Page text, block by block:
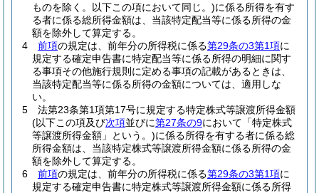
ものを除く。以下この項において同じ。)に係る所得を有す
る者に係る総所得金額は、当該特定配当等に係る所得の金
額を除外して算定する。
4
前項の規定は、前年分の所得税に係る第29条の3第1項に
規定する確定申告書に特定配当等に係る所得の明細に関す
る事項その他施行規則に定める事項の記載があるときは、
当該特定配当等に係る所得の金額については、適用しな
い。
5
法第23条第1項第17号に規定する特定株式等譲渡所得金額
(以下この項及び次項並びに第27条の9において「特定株式
等譲渡所得金額」という。)に係る所得を有する者に係る総
所得金額は、当該特定株式等譲渡所得金額に係る所得の金
額を除外して算定する。
6
前項の規定は、前年分の所得税に係る第29条の3第1項に
規定する確定申告書に特定株式等譲渡所得金額に係る所得